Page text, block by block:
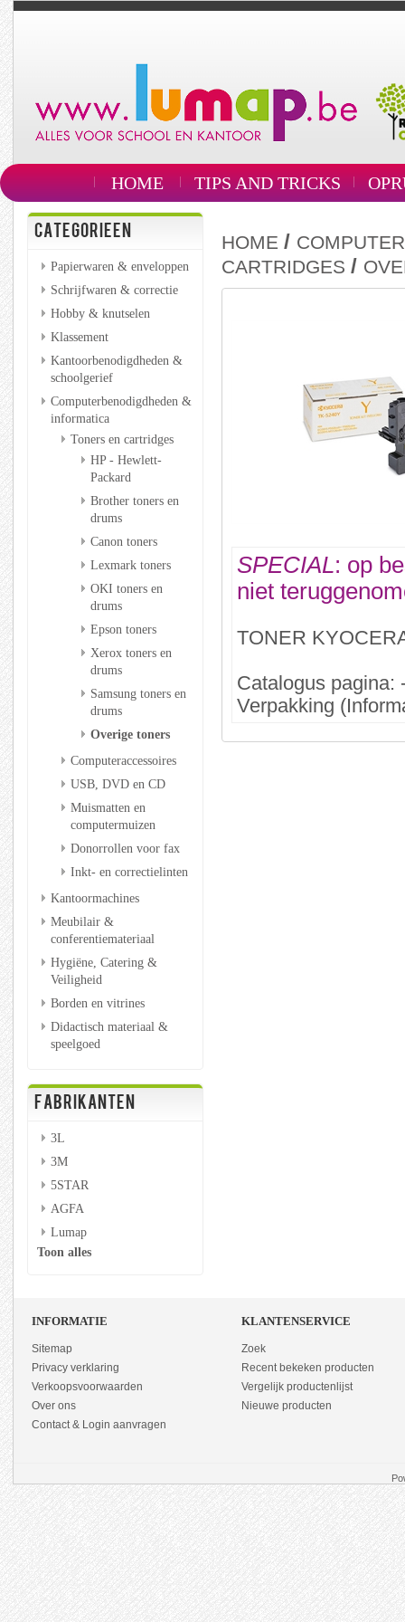
HOME TIPS AND TRICKS
CATEGORIEEN
Papierwaren & enveloppen
Schrijfwaren & correctie
Hobby & knutselen
Klassement
Kantoorbenodigdheden &
schoolgerief
Computerbenodigdheden &
informatica
Toners en cartridges
HP - Hewlett-
Packard
Brother toners en
drums
Canon toners
Lexmark toners
OKI toners en
drums
Epson toners
Xerox toners en
drums
Samsung toners en
drums
Overige toners
Computeraccessoires
USB, DVD en CD
Muismatten en
computermuizen
Donorrollen voor fax
Inkt- en correctielinten
Kantoormachines
Meubilair &
conferentiemateriaal
Hygiëne, Catering &
Veiligheid
Borden en vitrines
Didactisch materiaal &
speelgoed
FABRIKANTEN
3L
3M
5STAR
AGFA
Lumap
Toon alles
HOME /
CARTRIDGES /
SPECIAL : op
niet
TONER
Catalogus pagina:
Verpakking
INFORMATIE
Sitemap
Privacy verklaring
Verkoopsvoorwaarden
Over ons
Contact & Login aanvragen
KLANTENSERVICE
Zoek
Recent bekeken producten
Vergelijk productenlijst
Nieuwe producten